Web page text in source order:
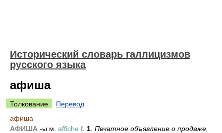
Исторический словарь галлицизмов
русского языка
афиша
Толкование
Перевод
афиша
АФИША -ы м. affiche f 1 Печатное объявление о продаже,